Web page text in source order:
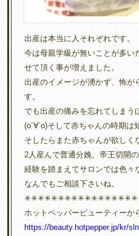
出産は本当に人それぞれです。
今は母親学級が無いことが多い
せて頂く事が増えました。
出産のイメージが湧かず、怖が
す。
でも出産の痛みを忘れてしまう
(о´∀`о)そして赤ちゃんの時期は
そしたらまた赤ちゃんが欲しく
2人産んで普通分娩、帝王切開
経験を踏まえてサロンでは色々
なんでもご相談下さいね。
ホットペッパービューティーか
https://beauty.hotpepper.jp/kr/